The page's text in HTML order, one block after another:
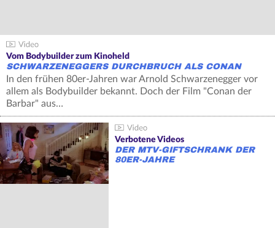
Vom Bodybuilder zum Kinoheld
SCHWARZENEGGERS DURCHBRUCH ALS CONAN
In den frühen 80er-Jahren war Arnold Schwarzenegger vor
allem als Bodybuilder bekannt. Doch der Film "Conan der
Barbar" aus…
Verbotene Videos
DER MTV-GIFTSCHRANK DER
80ER-JAHRE